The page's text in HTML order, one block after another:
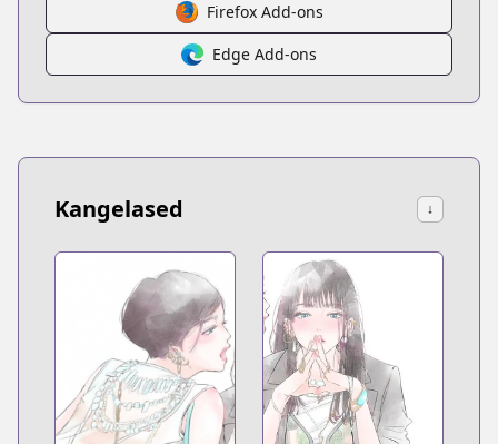
Firefox Add-ons
Edge Add-ons
Kangelased ↓